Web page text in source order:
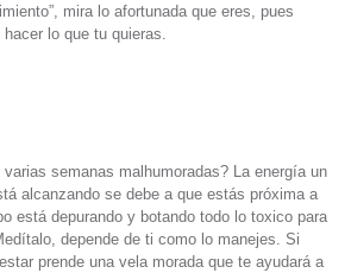
mira lo afortunada que eres, pues
lo que tu quieras.
semanas malhumoradas? La energía un
alcanzando se debe a que estás próxima a
está depurando y botando todo lo toxico para
depende de ti como lo manejes. Si
prende una vela morada que te ayudará a